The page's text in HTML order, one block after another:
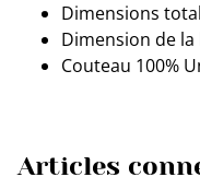
Dimensions
Dimension de la
Couteau 100%
Articles